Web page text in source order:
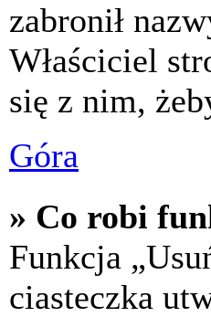
zabronił
Właściciel
się z nim,
Góra
» Co robi
Funkcja
ciasteczka